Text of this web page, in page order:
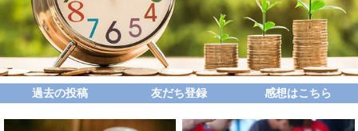
過去の投稿 友だち登録 感想はこちら